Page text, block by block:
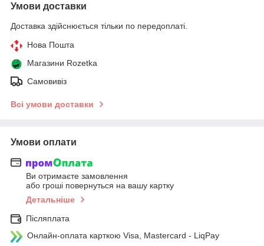
Умови доставки
Доставка здійснюється тільки по передоплаті.
Нова Пошта
Магазини Rozetka
Самовивіз
Всі умови доставки
Умови оплати
Ви отримаєте замовлення
або гроші повернуться на вашу картку
Детальніше
Післяплата
Онлайн-оплата карткою Visa, Mastercard - LiqPay